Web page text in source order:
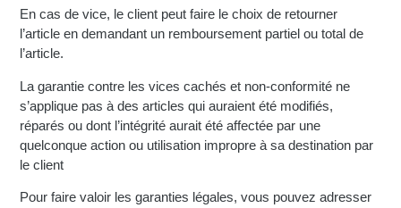
En cas de vice, le client peut faire le choix de retourner
l’article en demandant un remboursement partiel ou total de
l’article.
La garantie contre les vices cachés et non-conformité ne
s’applique pas à des articles qui auraient été modifiés,
réparés ou dont l’intégrité aurait été affectée par une
quelconque action ou utilisation impropre à sa destination par
le client
Pour faire valoir les garanties légales, vous pouvez adresser